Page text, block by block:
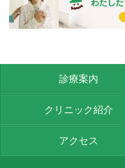
診療案内
クリニック紹介
アクセス